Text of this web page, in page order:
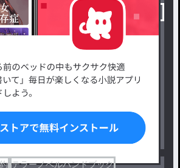
・公募
ス作品
ジャンルから探す
恋愛・ロマンス
ファンタジー・異世界・SF
ドラマ
テラーノベルハンドブック